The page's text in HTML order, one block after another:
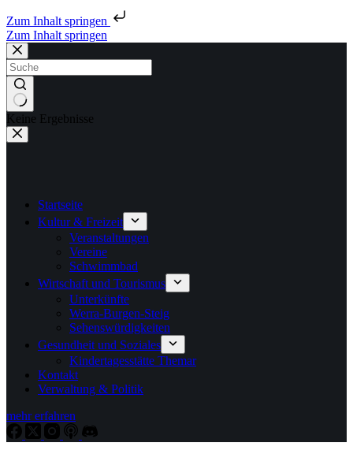
Zum Inhalt springen
Zum Inhalt springen
Keine Ergebnisse
Startseite
Kultur & Freizeit
Veranstaltungen
Vereine
Schwimmbad
Wirtschaft und Tourismus
Unterkünfte
Werra-Burgen-Steig
Sehenswürdigkeiten
Gesundheit und Soziales
Kindertagesstätte Themar
Kontakt
Verwaltung & Politik
mehr erfahren